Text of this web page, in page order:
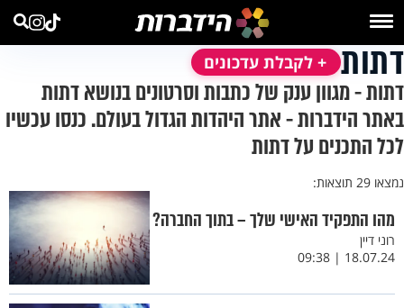
דתות + לקבלת עדכונים
דתות - מגוון ענק של כתבות וסרטונים בנושא דתות
באתר הידברות - אתר היהדות הגדול בעולם. כנסו עכשיו
לכל התכנים על דתות
נמצאו 29 תוצאות:
מהו התפקיד האישי שלך – בתוך החברה?
רוני דיין
18.07.24 | 09:38